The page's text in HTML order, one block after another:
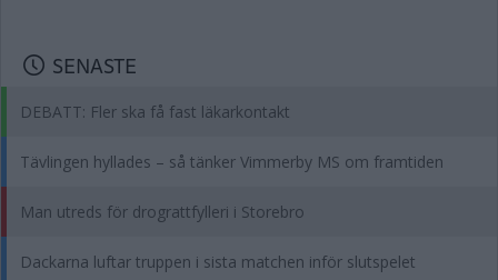
SENASTE
DEBATT: Fler ska få fast läkarkontakt
Tävlingen hyllades – så tänker Vimmerby MS om framtiden
Man utreds för drograttfylleri i Storebro
Dackarna luftar truppen i sista matchen inför slutspelet